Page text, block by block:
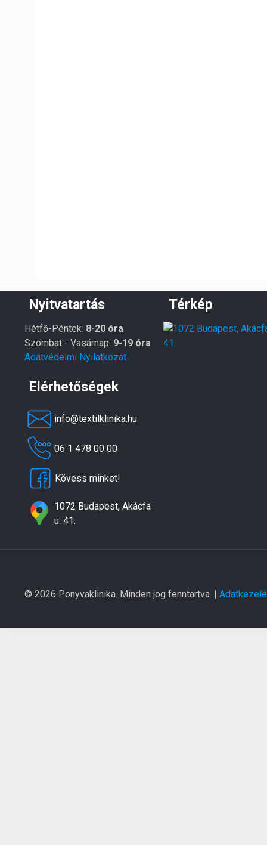
Nyitvatartás
Hétfő-Péntek: 8-20 óra
Szombat - Vasárnap: 9-19 óra
Adatvédelmi Nyilatkozat
Elérhetőségek
info@textilklinika.hu
06 1 478 00 00
Kövess minket!
1072 Budapest, Akácfa
u. 41.
Térkép
© 2026 Ponyvaklinika. Minden jog fenntartva. |